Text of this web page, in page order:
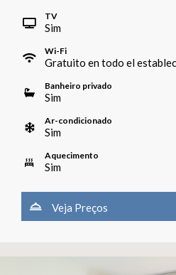
TV
Sim
Wi-Fi
Gratuito en todo el
Banheiro privado
Sim
Ar-condicionado
Sim
Aquecimento
Sim
Veja Preços